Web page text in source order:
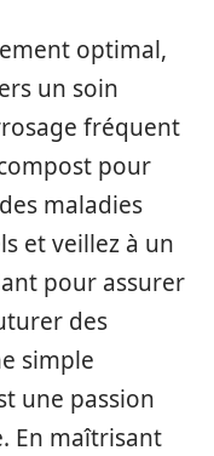
optimal,
un soin
fréquent
pour
maladies
et veillez à un
pour assurer
des
simple
une passion
En maîtrisant